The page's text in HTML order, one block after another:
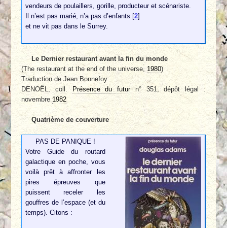
vendeurs de poulaillers, gorille, producteur et scénariste.
Il n’est pas marié, n’a pas d’enfants [2]
et ne vit pas dans le Surrey.
Le Dernier restaurant avant la fin du monde
(The restaurant at the end of the universe,1980)
Traduction de Jean Bonnefoy
DENOËL, coll. Présence du futurn° 351, dépôt légal :
novembre1982
Quatrième de couverture
PAS DE PANIQUE !
Votre Guide du routard
galactique en poche, vous
voilà prêt à affronter les
pires épreuves que
puissent receler les
gouffres de l’espace (et du
temps). Citons :